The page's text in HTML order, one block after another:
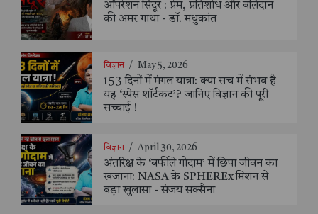
ऑपरेशन सिंदूर : प्रेम, प्रतिशोध और बलिदान
की अमर गाथा - डॉ. मधुकांत
विज्ञान / May 5, 2026
153 दिनों में मंगल यात्रा: क्या सच में संभव है
यह ‘स्पेस शॉर्टकट’? जानिए विज्ञान की पूरी
सच्चाई !
विज्ञान / April 30, 2026
अंतरिक्ष के ‘बर्फीले गोदाम’ में छिपा जीवन का
खजाना: NASA के SPHEREx मिशन से
बड़ा खुलासा - संजय सक्सैना